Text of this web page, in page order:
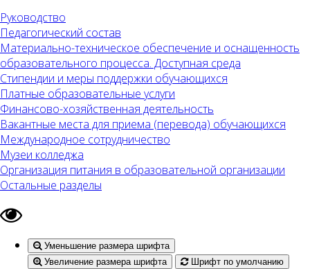
Руководство
Педагогический состав
Материально-техническое обеспечение и оснащенность
образовательного процесса. Доступная среда
Стипендии и меры поддержки обучающихся
Платные образовательные услуги
Финансово-хозяйственная деятельность
Вакантные места для приема (перевода) обучающихся
Международное сотрудничество
Музеи колледжа
Организация питания в образовательной организации
Остальные разделы
Уменьшение размера шрифта
Увеличение размера шрифта
Шрифт по умолчанию